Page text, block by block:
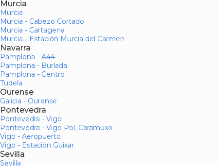
Murcia
Murcia
Murcia - Cabezo Cortado
Murcia - Cartagena
Murcia - Estación Murcia del Carmen
Navarra
Pamplona - A44
Pamplona - Burlada
Pamplona - Centro
Tudela
Ourense
Galicia - Ourense
Pontevedra
Pontevedra - Vigo
Pontevedra - Vigo Pol. Caramuxo
Vigo - Aeropuerto
Vigo - Estación Guixar
Sevilla
Sevilla